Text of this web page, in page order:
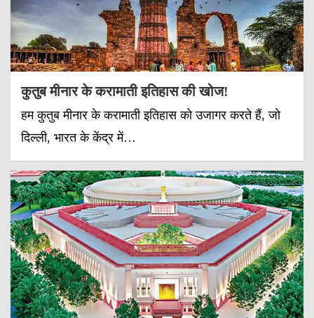
कुतुब मीनार के करामाती इतिहास की खोज!
हम कुतुब मीनार के करामाती इतिहास को उजागर करते हैं, जो
दिल्ली, भारत के केंद्र में…